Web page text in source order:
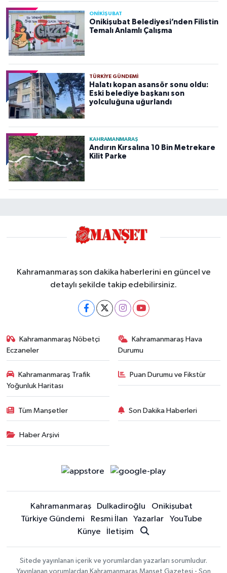
ONİKİŞUBAT
Onikişubat Belediyesi’nden Filistin
Temalı Anlamlı Çalışma
TÜRKIYE GÜNDEMI
Halatı kopan asansör sonu oldu:
Eski belediye başkanı son
yolculuğuna uğurlandı
KAHRAMANMARAŞ
Andırın Kırsalına 10 Bin Metrekare
Kilit Parke
Kahramanmaraş son dakika haberlerini en güncel ve
detaylı şekilde takip edebilirsiniz.
Kahramanmaraş Nöbetçi
Eczaneler
Kahramanmaraş Hava
Durumu
Kahramanmaraş Trafik
Yoğunluk Haritası
Puan Durumu ve Fikstür
Tüm Manşetler Son Dakika Haberleri
Haber Arşivi
Kahramanmaraş Dulkadiroğlu
Onikişubat
Türkiye Gündemi
Resmi İlan Yazarlar
YouTube
Künye
İletişim
Sitede yayınlanan içerik ve yorumlardan yazarları sorumludur.
Yayınlanan yorumlardan Kahramanmaraş Manşet Gazetesi - Son